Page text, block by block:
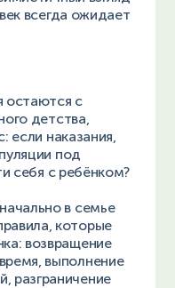
всегда ожидает
остаются с
детства,
если наказания,
под
себя с ребёнком?
в семье
которые
возвращение
выполнение
разграничение